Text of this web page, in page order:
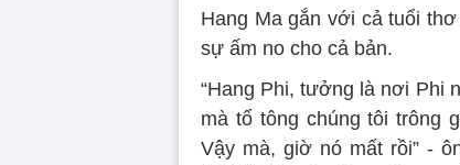
Hang Ma gắn với cả tuổi
sự ấm no cho cả bản.
“Hang Phi, tưởng là nơi Phi
mà tổ tông chúng tôi trông
Vậy mà, giờ nó mất rồi” -